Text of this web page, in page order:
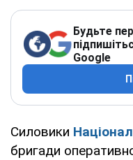
Будьте
Google
Силовики
бригади